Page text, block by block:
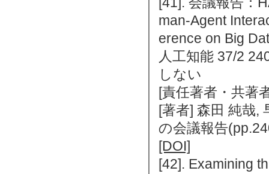
man-Agent
erence on Big
人工知能 37/2
しない
[責任著者・共著
[著者] 森田 純哉,
の会議報告
[DOI]
[42]. Examining